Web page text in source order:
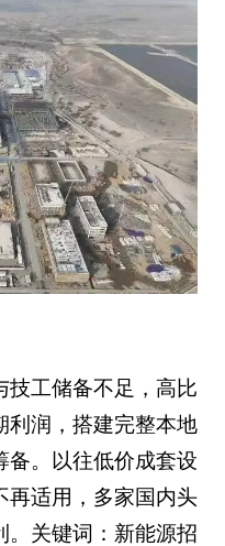
技工储备不足，高比
利润，搭建完整本地
备。以往低价成套设
再适用，多家国内头
。关键词：新能源招